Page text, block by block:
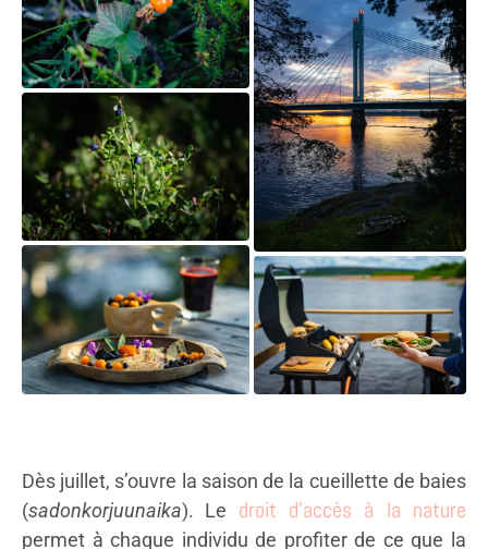
Dès juillet, s’ouvre la saison de la cueillette de baies
(sadonkorjuunaika). Le droit d’accès à la nature
permet à chaque individu de profiter de ce que la